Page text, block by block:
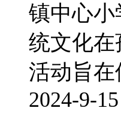
镇中心
统文化
活动旨在
2024-9-